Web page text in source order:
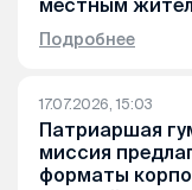
местным
Подробнее
17.07.2026, 15:03
Патриаршая
миссия
форматы